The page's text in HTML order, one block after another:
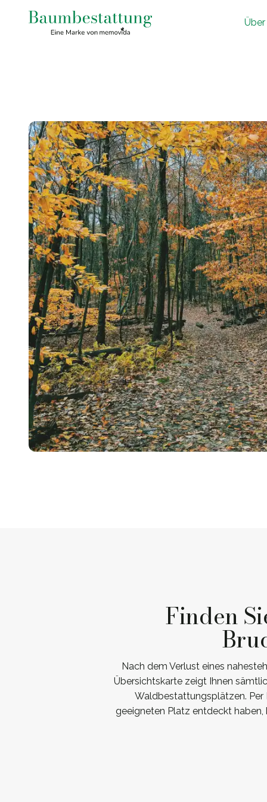
Über
Finden
Nach dem Verlust eines
Übersichtskarte zeigt Ihnen
Waldbestattungsplätzen. Per
geeigneten Platz entdeckt haben,